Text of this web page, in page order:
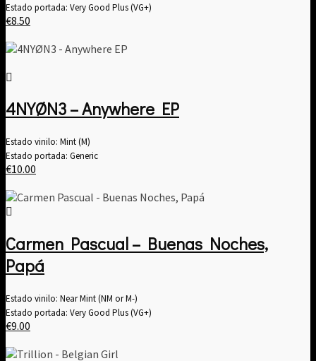
Estado portada: Very Good Plus (VG+)
€8.50
4NYØN3 – Anywhere EP
Estado vinilo: Mint (M)
Estado portada: Generic
€10.00
Carmen Pascual – Buenas Noches,
Papá
Estado vinilo: Near Mint (NM or M-)
Estado portada: Very Good Plus (VG+)
€9.00